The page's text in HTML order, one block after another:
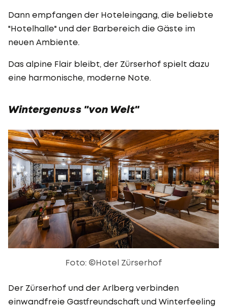
Dann empfangen der Hoteleingang, die beliebte
"Hotelhalle" und der Barbereich die Gäste im
neuen Ambiente.
Das alpine Flair bleibt, der Zürserhof spielt dazu
eine harmonische, moderne Note.
Wintergenuss "von Welt"
Foto: ©Hotel Zürserhof
Der Zürserhof und der Arlberg verbinden
einwandfreie Gastfreundschaft und Winterfeeling